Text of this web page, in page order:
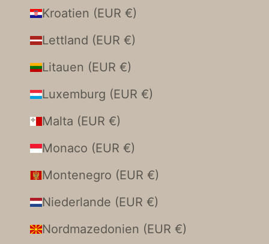
Kroatien (EUR €)
Lettland (EUR €)
Litauen (EUR €)
Luxemburg (EUR €)
Malta (EUR €)
Monaco (EUR €)
Montenegro (EUR €)
Niederlande (EUR €)
Nordmazedonien (EUR €)